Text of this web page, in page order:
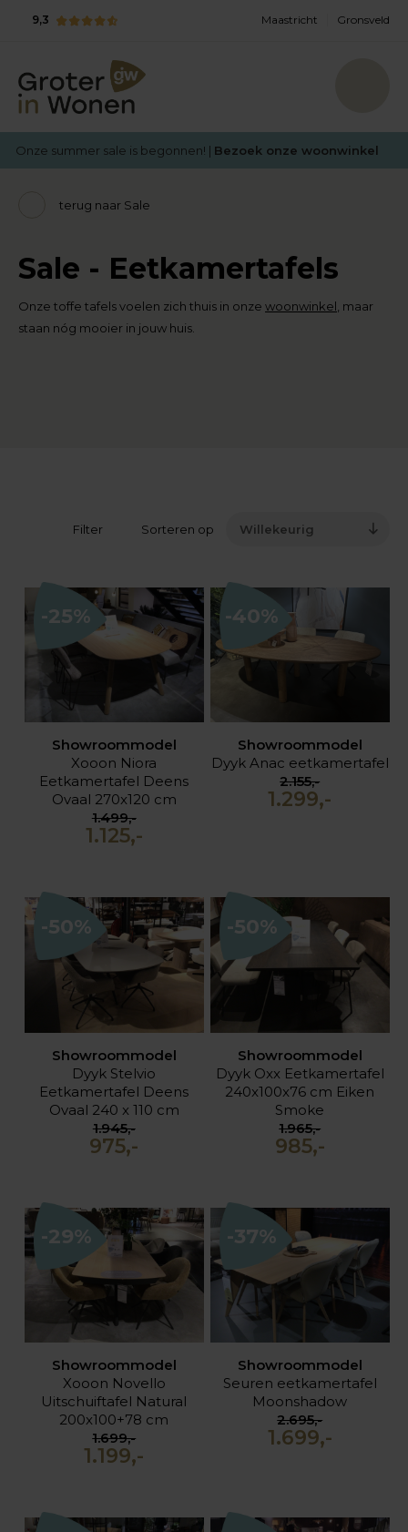
9,3 Maastricht Gronsveld
Onze summer sale is begonnen! | Bezoek onze woonwinkel
terug naar Sale
Sale - Eetkamertafels
Onze toffe tafels voelen zich thuis in onze woonwinkel, maar
staan nóg mooier in jouw huis.
Filter Sorteren op Willekeurig
Showroommodel
Xooon Niora
Eetkamertafel Deens
Ovaal 270x120 cm
1.499,-
1.125,-
-25%
Showroommodel
Dyyk Anac eetkamertafel
2.155,-
1.299,-
-40%
Showroommodel
Dyyk Stelvio
Eetkamertafel Deens
Ovaal 240 x 110 cm
1.945,-
975,-
-50%
Showroommodel
Dyyk Oxx Eetkamertafel
240x100x76 cm Eiken
Smoke
1.965,-
985,-
-50%
Showroommodel
Xooon Novello
Uitschuiftafel Natural
200x100+78 cm
1.699,-
1.199,-
-29%
Showroommodel
Seuren eetkamertafel
Moonshadow
2.695,-
1.699,-
-37%